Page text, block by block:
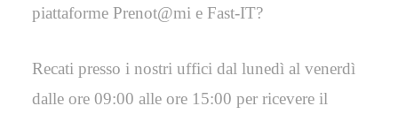
piattaforme Prenot@mi e Fast-IT?
Recati presso i nostri uffici dal lunedì al venerdì
dalle ore 09:00 alle ore 15:00 per ricevere il